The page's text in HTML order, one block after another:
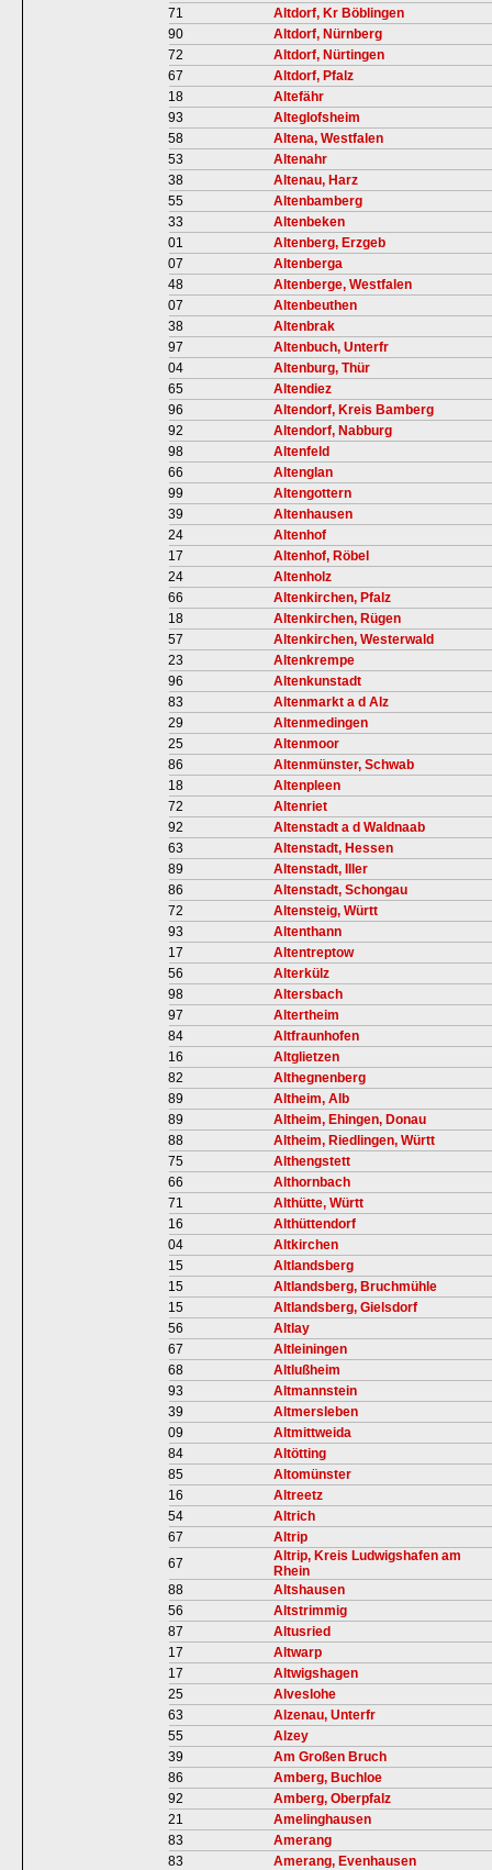
71
Altdorf, Kr Böblingen
90
Altdorf, Nürnberg
72
Altdorf, Nürtingen
67
Altdorf, Pfalz
18
Altefähr
93
Alteglofsheim
58
Altena, Westfalen
53
Altenahr
38
Altenau, Harz
55
Altenbamberg
33
Altenbeken
01
Altenberg, Erzgeb
07
Altenberga
48
Altenberge, Westfalen
07
Altenbeuthen
38
Altenbrak
97
Altenbuch, Unterfr
04
Altenburg, Thür
65
Altendiez
96
Altendorf, Kreis Bamberg
92
Altendorf, Nabburg
98
Altenfeld
66
Altenglan
99
Altengottern
39
Altenhausen
24
Altenhof
17
Altenhof, Röbel
24
Altenholz
66
Altenkirchen, Pfalz
18
Altenkirchen, Rügen
57
Altenkirchen, Westerwald
23
Altenkrempe
96
Altenkunstadt
83
Altenmarkt a d Alz
29
Altenmedingen
25
Altenmoor
86
Altenmünster, Schwab
18
Altenpleen
72
Altenriet
92
Altenstadt a d Waldnaab
63
Altenstadt, Hessen
89
Altenstadt, Iller
86
Altenstadt, Schongau
72
Altensteig, Württ
93
Altenthann
17
Altentreptow
56
Alterkülz
98
Altersbach
97
Altertheim
84
Altfraunhofen
16
Altglietzen
82
Althegnenberg
89
Altheim, Alb
89
Altheim, Ehingen, Donau
88
Altheim, Riedlingen, Württ
75
Althengstett
66
Althornbach
71
Althütte, Württ
16
Althüttendorf
04
Altkirchen
15
Altlandsberg
15
Altlandsberg, Bruchmühle
15
Altlandsberg, Gielsdorf
56
Altlay
67
Altleiningen
68
Altlußheim
93
Altmannstein
39
Altmersleben
09
Altmittweida
84
Altötting
85
Altomünster
16
Altreetz
54
Altrich
67
Altrip
67
Altrip, Kreis Ludwigshafen am
Rhein
88
Altshausen
56
Altstrimmig
87
Altusried
17
Altwarp
17
Altwigshagen
25
Alveslohe
63
Alzenau, Unterfr
55
Alzey
39
Am Großen Bruch
86
Amberg, Buchloe
92
Amberg, Oberpfalz
21
Amelinghausen
83
Amerang
83
Amerang, Evenhausen